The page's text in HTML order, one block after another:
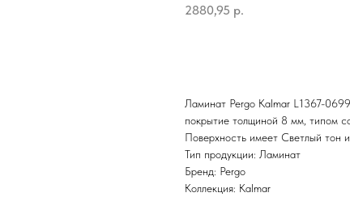
2880,95 р.
Ламинат Pergo Kalmar L1367-
покрытие толщиной 8 мм, типом
Поверхность имеет Светлый тон
Тип продукции: Ламинат
Бренд: Pergo
Коллекция: Kalmar